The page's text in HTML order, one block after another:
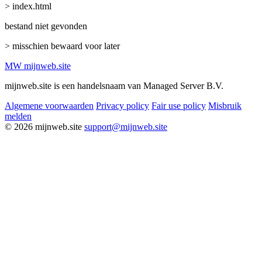
> index.html
bestand niet gevonden
> misschien bewaard voor later
MW mijnweb.site
mijnweb.site is een handelsnaam van Managed Server B.V.
Algemene voorwaarden Privacy policy Fair use policy Misbruik
melden
© 2026 mijnweb.site support@mijnweb.site